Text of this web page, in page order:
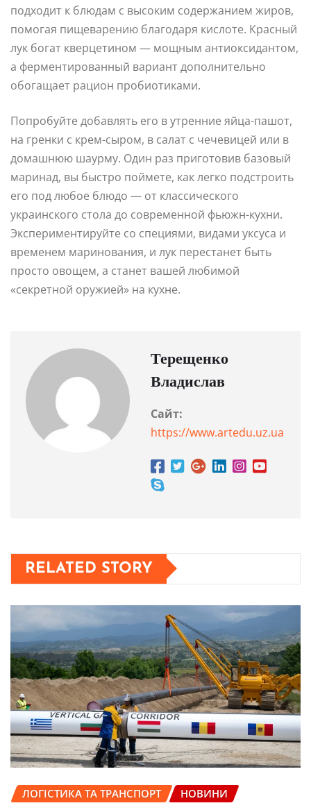
подходит к блюдам с высоким содержанием жиров,
помогая пищеварению благодаря кислоте. Красный
лук богат кверцетином — мощным антиоксидантом,
а ферментированный вариант дополнительно
обогащает рацион пробиотиками.
Попробуйте добавлять его в утренние яйца-пашот,
на гренки с крем-сыром, в салат с чечевицей или в
домашнюю шаурму. Один раз приготовив базовый
маринад, вы быстро поймете, как легко подстроить
его под любое блюдо — от классического
украинского стола до современной фьюжн-кухни.
Экспериментируйте со специями, видами уксуса и
временем маринования, и лук перестанет быть
просто овощем, а станет вашей любимой
«секретной оружией» на кухне.
Терещенко
Владислав
Сайт:
https://www.artedu.uz.ua
RELATED STORY
ЛОГІСТИКА ТА ТРАНСПОРТ НОВИНИ